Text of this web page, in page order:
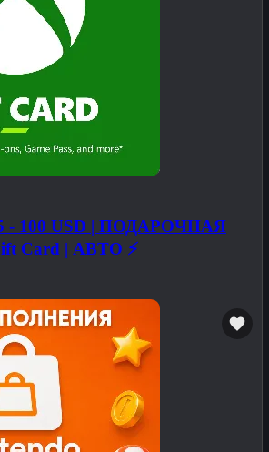
- 100 USD | ПОДАРОЧНАЯ
Card | АВТО ⚡